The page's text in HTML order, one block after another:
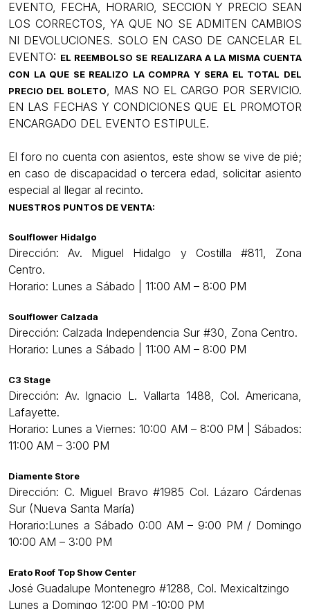
EVENTO, FECHA, HORARIO, SECCION Y PRECIO SEAN
LOS CORRECTOS, YA QUE NO SE ADMITEN CAMBIOS
NI DEVOLUCIONES. SOLO EN CASO DE CANCELAR EL
EVENTO: EL REEMBOLSO SE REALIZARA A LA MISMA CUENTA
CON LA QUE SE REALIZO LA COMPRA Y SERA EL TOTAL DEL
PRECIO DEL BOLETO, MAS NO EL CARGO POR SERVICIO.
EN LAS FECHAS Y CONDICIONES QUE EL PROMOTOR
ENCARGADO DEL EVENTO ESTIPULE.
El foro no cuenta con asientos, este show se vive de pié;
en caso de discapacidad o tercera edad, solicitar asiento
especial al llegar al recinto.
NUESTROS PUNTOS DE VENTA:
Soulflower Hidalgo
Dirección: Av. Miguel Hidalgo y Costilla #811, Zona
Centro.
Horario: Lunes a Sábado | 11:00 AM – 8:00 PM
Soulflower Calzada
Dirección: Calzada Independencia Sur #30, Zona Centro.
Horario: Lunes a Sábado | 11:00 AM – 8:00 PM
C3 Stage
Dirección: Av. Ignacio L. Vallarta 1488, Col. Americana,
Lafayette.
Horario: Lunes a Viernes: 10:00 AM – 8:00 PM | Sábados:
11:00 AM – 3:00 PM
Diamente Store
Dirección: C. Miguel Bravo #1985 Col. Lázaro Cárdenas
Sur (Nueva Santa María)
Horario:Lunes a Sábado 0:00 AM – 9:00 PM / Domingo
10:00 AM – 3:00 PM
Erato Roof Top Show Center
José Guadalupe Montenegro #1288, Col. Mexicaltzingo
Lunes a Domingo 12:00 PM -10:00 PM